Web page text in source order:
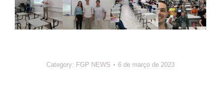
Category: FGP NEWS 6 de março de 2023